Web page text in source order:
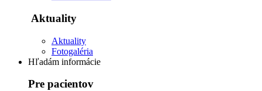
Aktuality
Aktuality
Fotogaléria
Hľadám informácie
Pre pacientov